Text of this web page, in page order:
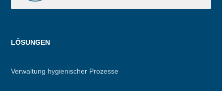
Menu
LÖSUNGEN
Verwaltung hygienischer Prozesse